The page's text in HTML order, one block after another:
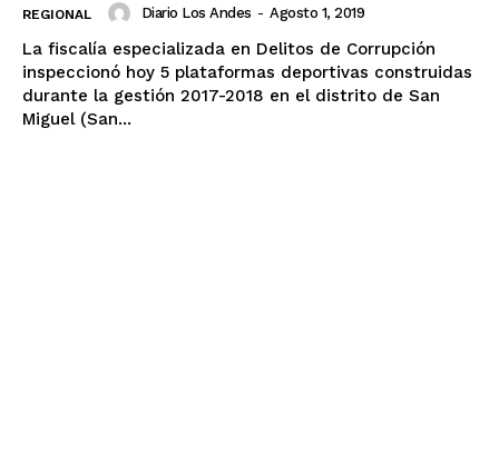
REGIONAL Diario Los Andes - Agosto 1, 2019
La fiscalía especializada en Delitos de Corrupción
inspeccionó hoy 5 plataformas deportivas construidas
durante la gestión 2017-2018 en el distrito de San
Miguel (San...